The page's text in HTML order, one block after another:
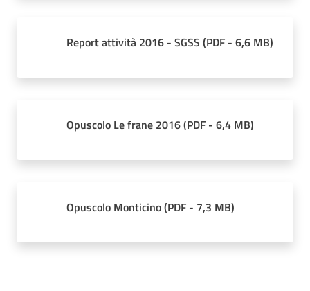
Report attività 2016 - SGSS (PDF - 6,6 MB)
Opuscolo Le frane 2016(PDF - 6,4 MB)
Opuscolo Monticino(PDF - 7,3 MB)